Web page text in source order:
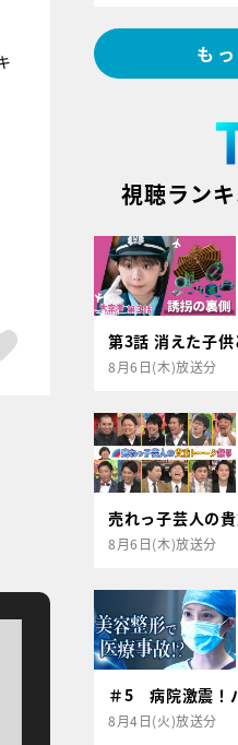
ブ
も
視聴ラン
第3話 消えた子供
8月6日(木)放送分
売れっ子芸人の
8月6日(木)放送分
＃5 病院激震！
8月4日(火)放送分